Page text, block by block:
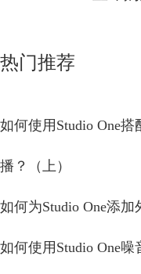
热门推荐
如何使用Studio One
播？（上）
如何为Studio One添加
如何使用Studio One